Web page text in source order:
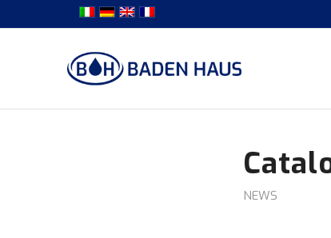
NEWS